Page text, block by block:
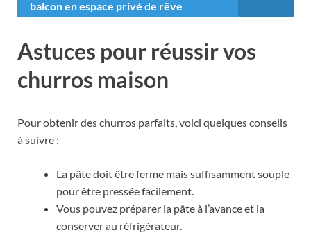
balcon en espace privé de rêve
Astuces pour réussir vos
churros maison
Pour obtenir des churros parfaits, voici quelques conseils
à suivre :
La pâte doit être ferme mais suffisamment souple
pour être pressée facilement.
Vous pouvez préparer la pâte à l’avance et la
conserver au réfrigérateur.